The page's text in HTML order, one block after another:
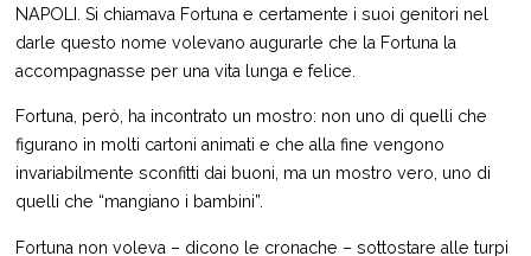
NAPOLI. Si chiamava Fortuna e certamente i suoi genitori nel
darle questo nome volevano augurarle che la Fortuna la
accompagnasse per una vita lunga e felice.
Fortuna, però, ha incontrato un mostro: non uno di quelli che
figurano in molti cartoni animati e che alla fine vengono
invariabilmente sconfitti dai buoni, ma un mostro vero, uno di
quelli che “mangiano i bambini”.
Fortuna non voleva – dicono le cronache – sottostare alle turpi